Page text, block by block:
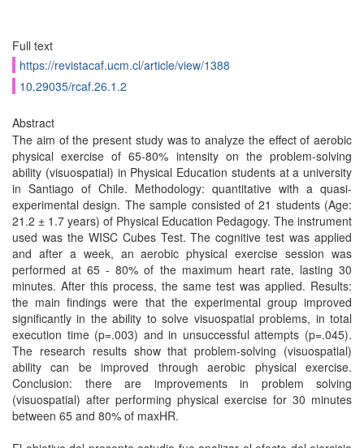
Full text
https://revistacaf.ucm.cl/article/view/1388
10.29035/rcaf.26.1.2
Abstract
The aim of the present study was to analyze the effect of aerobic
physical exercise of 65-80% intensity on the problem-solving
ability (visuospatial) in Physical Education students at a university
in Santiago of Chile. Methodology: quantitative with a quasi-
experimental design. The sample consisted of 21 students (Age:
21.2 ± 1.7 years) of Physical Education Pedagogy. The instrument
used was the WISC Cubes Test. The cognitive test was applied
and after a week, an aerobic physical exercise session was
performed at 65 - 80% of the maximum heart rate, lasting 30
minutes. After this process, the same test was applied. Results:
the main findings were that the experimental group improved
significantly in the ability to solve visuospatial problems, in total
execution time (p=.003) and in unsuccessful attempts (p=.045).
The research results show that problem-solving (visuospatial)
ability can be improved through aerobic physical exercise.
Conclusion: there are improvements in problem solving
(visuospatial) after performing physical exercise for 30 minutes
between 65 and 80% of maxHR.